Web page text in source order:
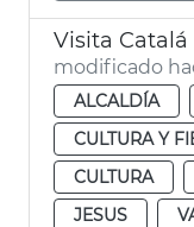
modificado
ALCALDÍA
CULTURA Y
CULTURA
JESUS